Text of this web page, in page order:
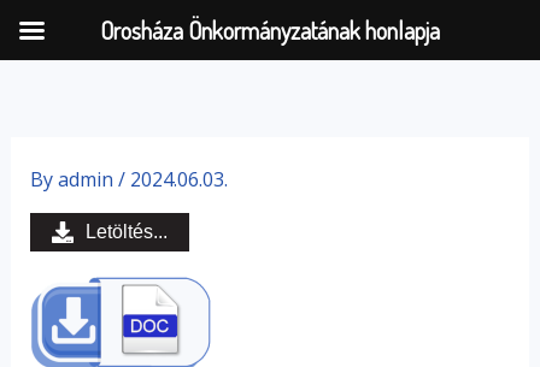
content
Byadmin / 2024.06.03.
Letöltés...
Orosháza Önkormányzatának honlapja